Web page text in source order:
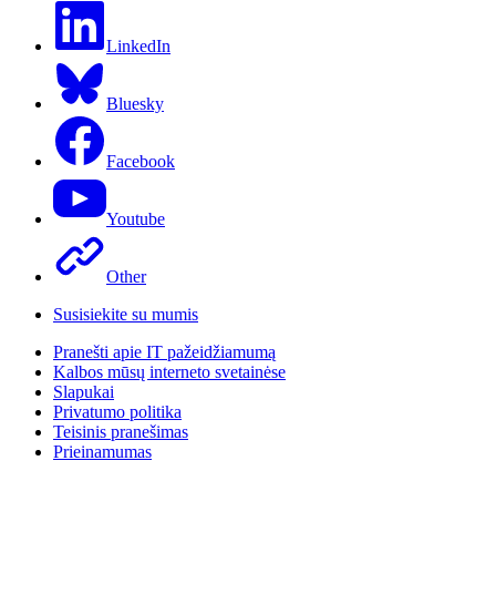
LinkedIn
Bluesky
Facebook
Youtube
Other
Susisiekite su mumis
Pranešti apie IT pažeidžiamumą
Kalbos mūsų interneto svetainėse
Slapukai
Privatumo politika
Teisinis pranešimas
Prieinamumas